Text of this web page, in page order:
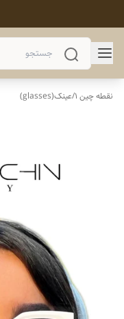
نقطه چین 1 /عینک(glasses)